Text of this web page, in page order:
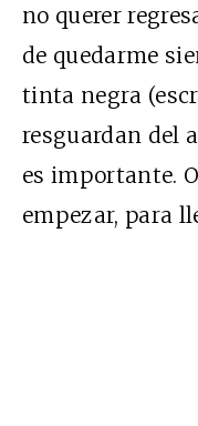
no querer
de quedarme
tinta negra
resguardan del
es importante.
empezar, para